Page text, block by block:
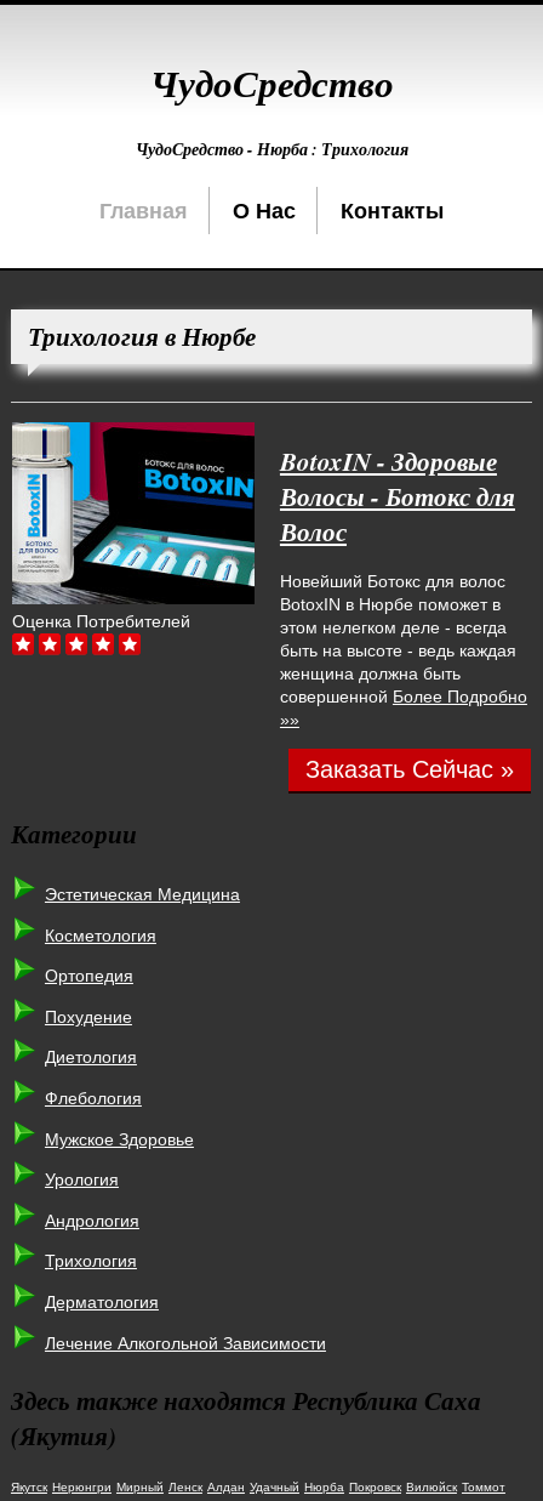
ЧудоСредство
ЧудоСредство - Нюрба : Трихология
Главная О Нас Контакты
Трихология в Нюрбе
Оценка Потребителей
BotoxIN - Здоровые
Волосы - Ботокс для
Волос
Новейший Ботокс для волос
BotoxIN в Нюрбе поможет в
этом нелегком деле - всегда
быть на высоте - ведь каждая
женщина должна быть
совершенной Более Подробно
»»
Заказать Сейчас »
Категории
Эстетическая Медицина
Косметология
Ортопедия
Похудение
Диетология
Флебология
Мужское Здоровье
Урология
Андрология
Трихология
Дерматология
Лечение Алкогольной Зависимости
Здесь также находятся Республика Саха
(Якутия)
Якутск Нерюнгри Мирный Ленск Алдан Удачный Нюрба Покровск Вилюйск Томмот